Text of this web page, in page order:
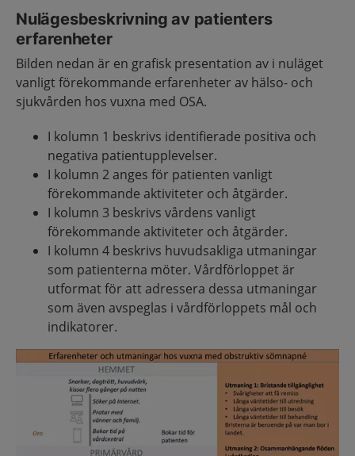
Nulägesbeskrivning av patienters
erfarenheter
Bilden nedan är en grafisk presentation av i nuläget
vanligt förekommande erfarenheter av hälso- och
sjukvården hos vuxna med OSA.
I kolumn 1 beskrivs identifierade positiva och
negativa patientupplevelser.
I kolumn 2 anges för patienten vanligt
förekommande aktiviteter och åtgärder.
I kolumn 3 beskrivs vårdens vanligt
förekommande aktiviteter och åtgärder.
I kolumn 4 beskrivs huvudsakliga utmaningar
som patienterna möter. Vårdförloppet är
utformat för att adressera dessa utmaningar
som även avspeglas i vårdförloppets mål och
indikatorer.